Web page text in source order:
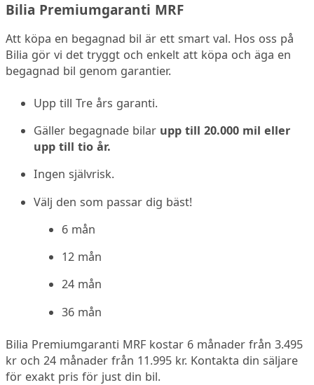
Bilia Premiumgaranti MRF
Att köpa en begagnad bil är ett smart val. Hos oss på
Bilia gör vi det tryggt och enkelt att köpa och äga en
begagnad bil genom garantier.
Upp till Tre års garanti.
Gäller begagnade bilar upp till 20.000 mil eller
upp till tio år.
Ingen självrisk.
Välj den som passar dig bäst!
6 mån
12 mån
24 mån
36 mån
Bilia Premiumgaranti MRF kostar 6 månader från 3.495
kr och 24 månader från 11.995 kr. Kontakta din säljare
för exakt pris för just din bil.